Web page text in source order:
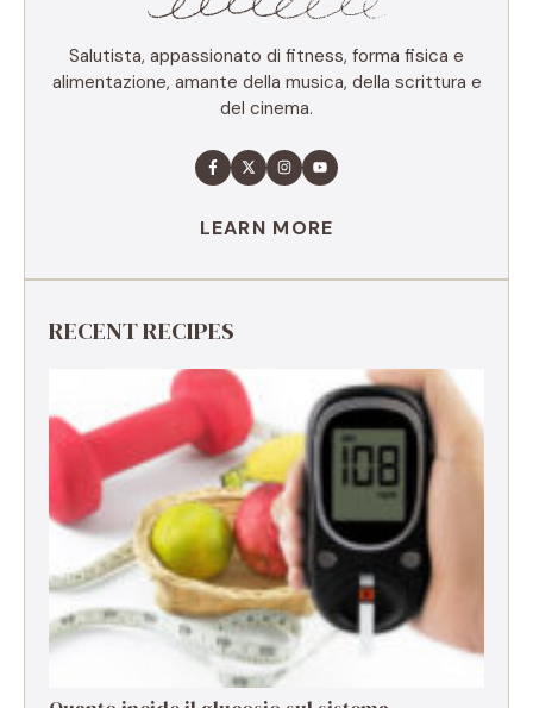
Salutista, appassionato di fitness, forma fisica e
alimentazione, amante della musica, della scrittura e
del cinema.
LEARN MORE
RECENT RECIPES